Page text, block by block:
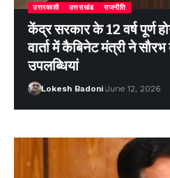
उत्तरकाशी उत्तराखंड राजनीति
केंद्र सरकार के 12 वर्ष पूर्ण
वार्ता में कैबिनेट मंत्री ने सौरभ
उपलब्धियां
Lokesh Badoni June 12, 2026